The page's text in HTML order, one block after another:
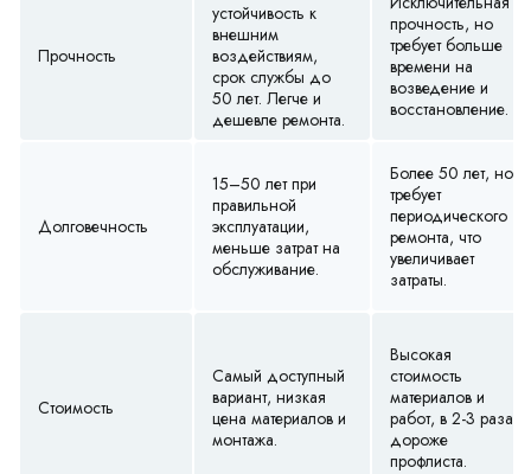
Прочность
устойчивость к
внешним
воздействиям,
срок службы до
50 лет. Легче и
дешевле ремонта.
прочность, но
требует больше
времени на
возведение и
восстановление.
Долговечность
15–50 лет при
правильной
эксплуатации,
меньше затрат на
обслуживание.
Более 50 лет, но
требует
периодического
ремонта, что
увеличивает
затраты.
Стоимость
Самый доступный
вариант, низкая
цена материалов и
монтажа.
Высокая
стоимость
материалов и
работ, в 2-3 раза
дороже
профлиста.